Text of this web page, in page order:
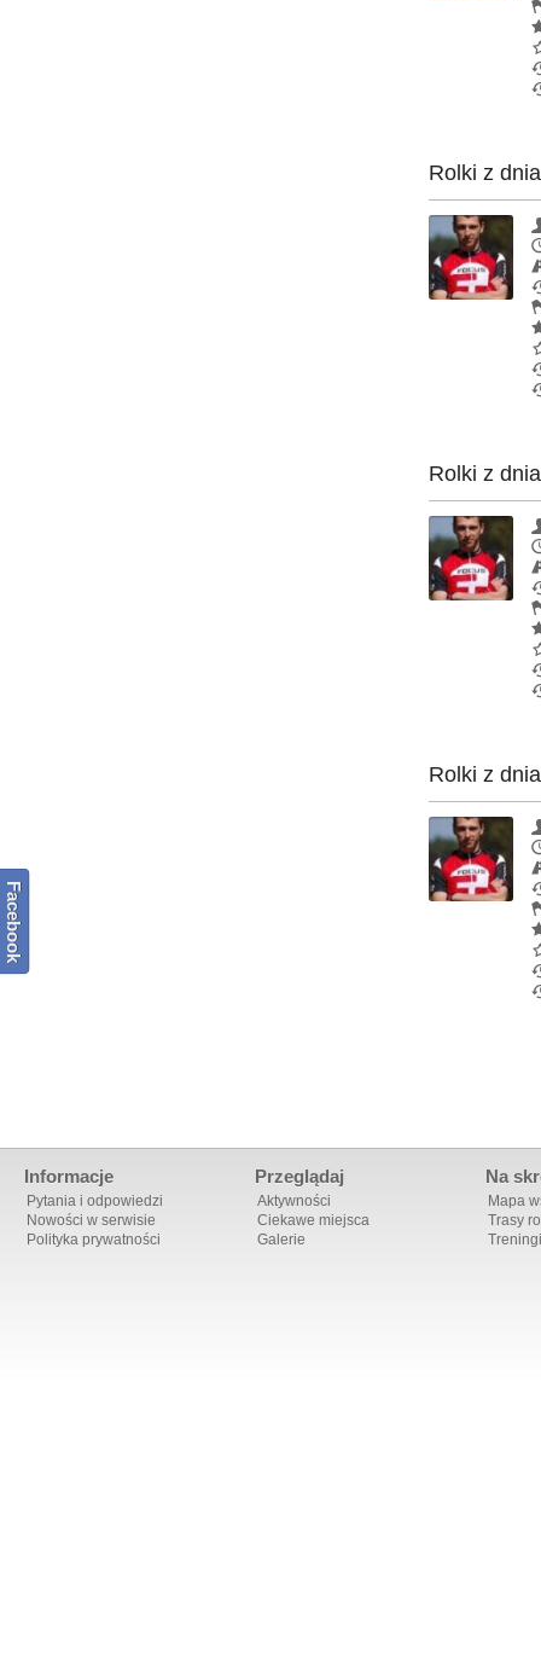
Rolki z
Rolki z
Rolki z
Informacje
Pytania i odpowiedzi
Nowości w serwisie
Polityka prywatności
Przeglądaj
Aktywności
Ciekawe miejsca
Galerie
Na
Mapa
Trasy
Facebook